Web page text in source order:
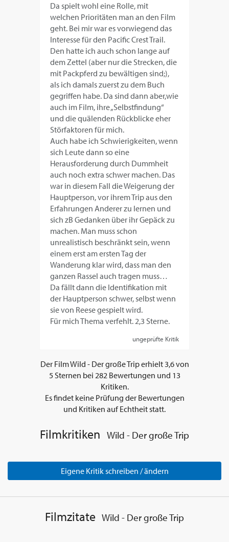
Da spielt wohl eine Rolle, mit
welchen Prioritäten man an den Film
geht. Bei mir war es vorwiegend das
Interesse für den Pacific Crest Trail.
Den hatte ich auch schon lange auf
dem Zettel (aber nur die Strecken, die
mit Packpferd zu bewältigen sind;),
als ich damals zuerst zu dem Buch
gegriffen habe. Da sind dann aber,wie
auch im Film, ihre „Selbstfindung“
und die quälenden Rückblicke eher
Störfaktoren für mich.
Auch habe ich Schwierigkeiten, wenn
sich Leute dann so eine
Herausforderung durch Dummheit
auch noch extra schwer machen. Das
war in diesem Fall die Weigerung der
Hauptperson, vor ihrem Trip aus den
Erfahrungen Anderer zu lernen und
sich zB Gedanken über ihr Gepäck zu
machen. Man muss schon
unrealistisch beschränkt sein, wenn
einem erst am ersten Tag der
Wanderung klar wird, dass man den
ganzen Rassel auch tragen muss…
Da fällt dann die Identifikation mit
der Hauptperson schwer, selbst wenn
sie von Reese gespielt wird.
Für mich Thema verfehlt. 2,3 Sterne.
ungeprüfte Kritik
Der FilmWild - Der große Triperhielt3,6von
5Sternen bei 282Bewertungen und 13
Kritiken.
Es findet keine Prüfung der Bewertungen
und Kritiken auf Echtheit statt.
Filmkritiken Wild - Der große Trip
Eigene Kritik schreiben / ändern
Filmzitate Wild - Der große Trip